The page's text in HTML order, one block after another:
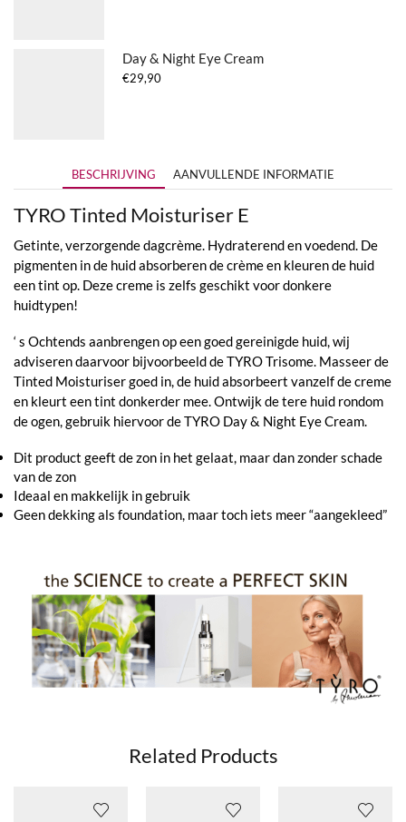
Day & Night Eye Cream
€29,90
BESCHRIJVING AANVULLENDE INFORMATIE
TYRO Tinted Moisturiser E
Getinte, verzorgende dagcrème. Hydraterend en voedend. De
pigmenten in de huid absorberen de crème en kleuren de huid
een tint op. Deze creme is zelfs geschikt voor donkere
huidtypen!
‘ s Ochtends aanbrengen op een goed gereinigde huid, wij
adviseren daarvoor bijvoorbeeld de TYRO Trisome. Masseer de
Tinted Moisturiser goed in, de huid absorbeert vanzelf de creme
en kleurt een tint donkerder mee. Ontwijk de tere huid rondom
de ogen, gebruik hiervoor de TYRO Day & Night Eye Cream.
Dit product geeft de zon in het gelaat, maar dan zonder schade
van de zon
Ideaal en makkelijk in gebruik
Geen dekking als foundation, maar toch iets meer “aangekleed”
Related Products